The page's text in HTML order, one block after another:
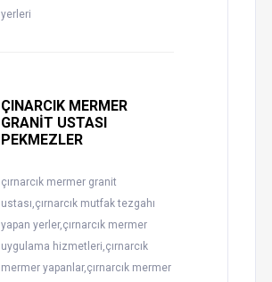
yerleri
ÇINARCIK MERMER
GRANİT USTASI
PEKMEZLER
çırnarcık mermer granit
ustası,çırnarcık mutfak tezgahı
yapan yerler,çırnarcık mermer
uygulama hizmetleri,çırnarcık
mermer yapanlar,çırnarcık mermer